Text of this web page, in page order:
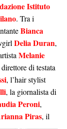
Istituto
. Tra i
Bianca
Delia Duran,
Melanie
di testata
, l’hair stylist
, la giornalista di
Peroni,
Piras, il